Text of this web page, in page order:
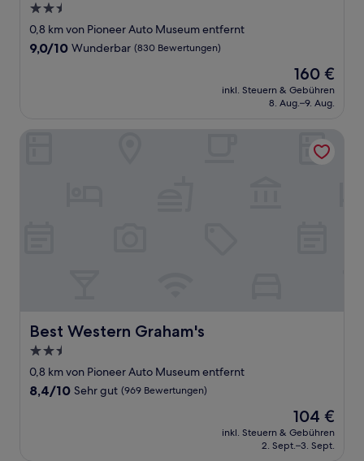
2.5-
Sterne-
Unterkunft
0,8 km von Pioneer Auto Museum entfernt
9.0
9,0/10 Wunderbar (830 Bewertungen)
Der
Preis
beträgt
160 €
inkl. Steuern & Gebühren
8. Aug.–9. Aug.
Best Western Graham's
Best Western Graham's
2.5-
Sterne-
Unterkunft
0,8 km von Pioneer Auto Museum entfernt
8.4
8,4/10 Sehr gut (969 Bewertungen)
Der
Preis
beträgt
104 €
inkl. Steuern & Gebühren
2. Sept.–3. Sept.